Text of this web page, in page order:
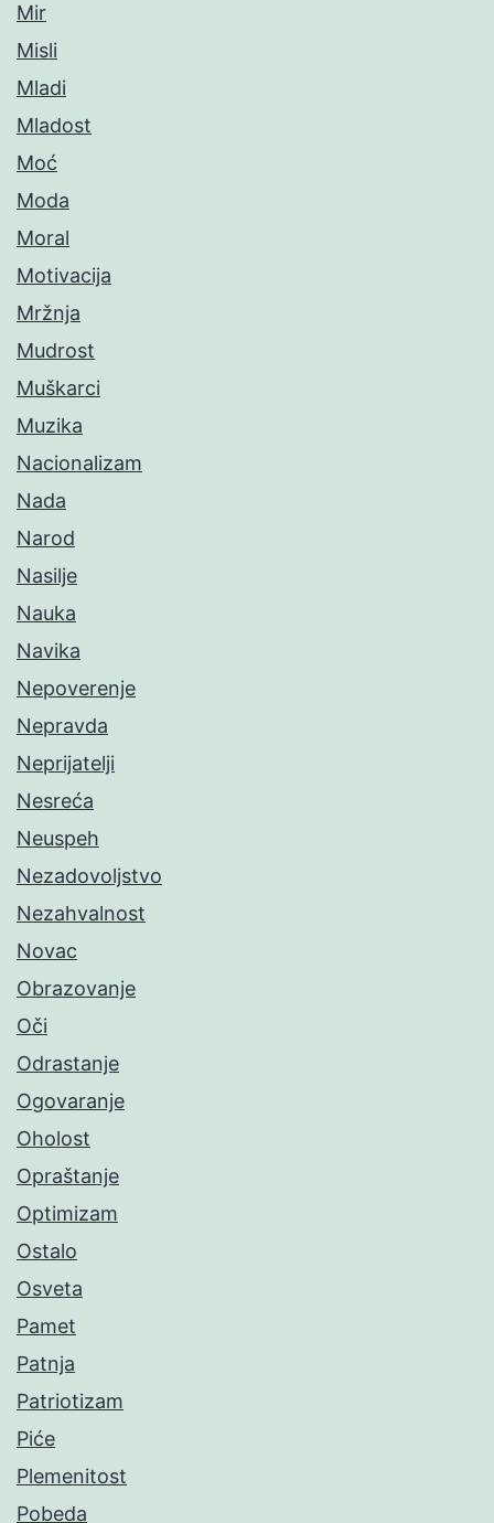
Mir
Misli
Mladi
Mladost
Moć
Moda
Moral
Motivacija
Mržnja
Mudrost
Muškarci
Muzika
Nacionalizam
Nada
Narod
Nasilje
Nauka
Navika
Nepoverenje
Nepravda
Neprijatelji
Nesreća
Neuspeh
Nezadovoljstvo
Nezahvalnost
Novac
Obrazovanje
Oči
Odrastanje
Ogovaranje
Oholost
Opraštanje
Optimizam
Ostalo
Osveta
Pamet
Patnja
Patriotizam
Piće
Plemenitost
Pobeda